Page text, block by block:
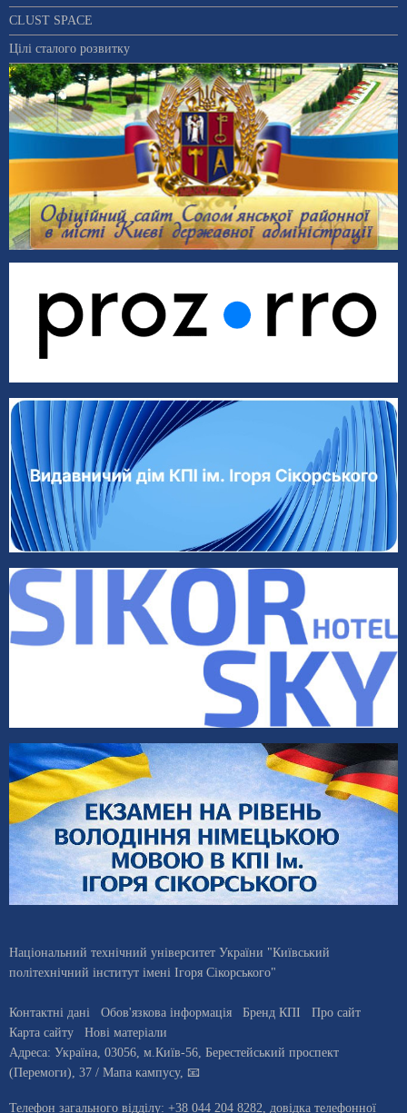
CLUST SPACE
Цілі сталого розвитку
Національний технічний університет України "Київський
політехнічний інститут імені Ігоря Сікорського"
Контактні дані Обов'язкова інформація Бренд КПІ
Про сайт
Карта сайту
Нові матеріали
Адреса: Україна, 03056, м.Київ-56, Берестейський проспект
(Перемоги), 37 / Мапа кампусу, 📧
Телефон загального відділу: +38 044 204 8282, довiдка телефонної